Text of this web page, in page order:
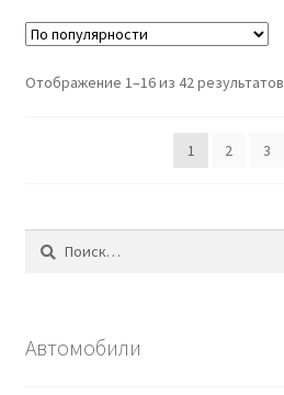
Отображение 1–16 из 42 результатов
1 2 3
Найти:
Автомобили